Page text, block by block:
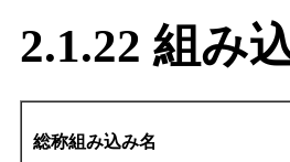
2.1.22 組み
総称組み込み名